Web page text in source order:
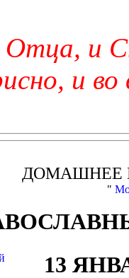
Отца, и
и во
ДОМАШНЕЕ
"
13